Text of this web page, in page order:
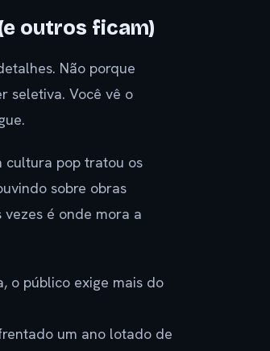
outros ficam)
Não porque
seletiva. Você vê o
cultura pop tratou os
sobre obras
é onde mora a
o público exige mais do
um ano lotado de